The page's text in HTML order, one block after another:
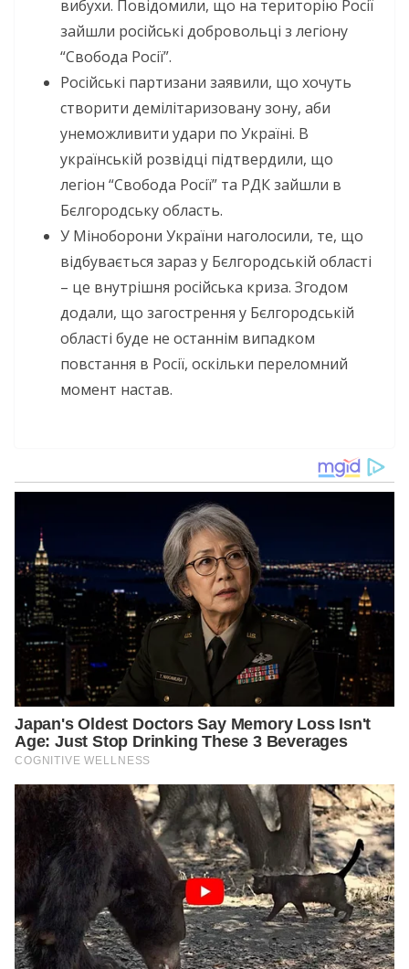
вибухи. Повідомили, що на територію Росії
зайшли російські добровольці з легіону
“Свобода Росії”.
Російські партизани заявили, що хочуть
створити демілітаризовану зону, аби
унеможливити удари по Україні. В
українській розвідці підтвердили, що
легіон “Свобода Росії” та РДК зайшли в
Бєлгородську область.
У Міноборони України наголосили, те, що
відбувається зараз у Бєлгородській області
– це внутрішня російська криза. Згодом
додали, що загострення у Бєлгородській
області буде не останнім випадком
повстання в Росії, оскільки переломний
момент настав.